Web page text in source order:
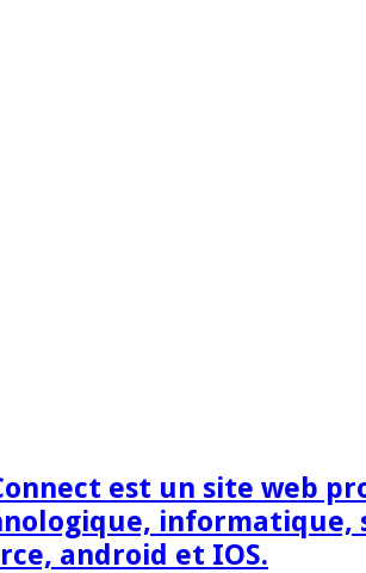
est un site web
informatique,
android et IOS.